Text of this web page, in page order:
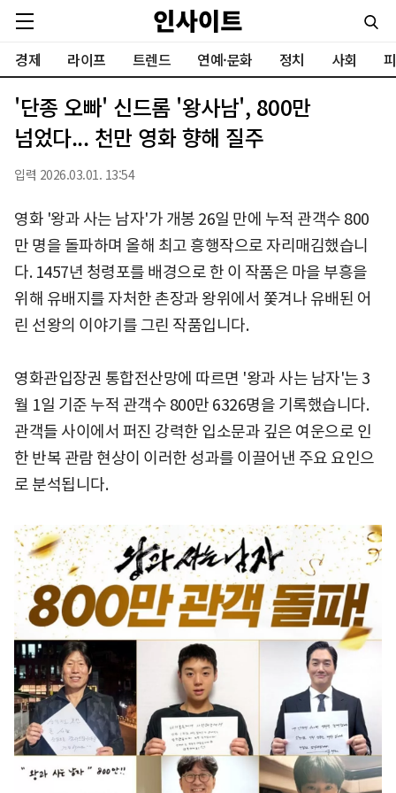
경제 라이프 트렌드 연예·문화 정치 사회
'단종 오빠' 신드롬 '왕사남', 800만
넘었다... 천만 영화 향해 질주
입력 2026.03.01. 13:54
영화 '왕과 사는 남자'가 개봉 26일 만에 누적 관객수 800
만 명을 돌파하며 올해 최고 흥행작으로 자리매김했습니
다. 1457년 청령포를 배경으로 한 이 작품은 마을 부흥을
위해 유배지를 자처한 촌장과 왕위에서 쫓겨나 유배된 어
린 선왕의 이야기를 그린 작품입니다.
영화관입장권 통합전산망에 따르면 '왕과 사는 남자'는 3
월 1일 기준 누적 관객수 800만 6326명을 기록했습니다.
관객들 사이에서 퍼진 강력한 입소문과 깊은 여운으로 인
한 반복 관람 현상이 이러한 성과를 이끌어낸 주요 요인으
로 분석됩니다.